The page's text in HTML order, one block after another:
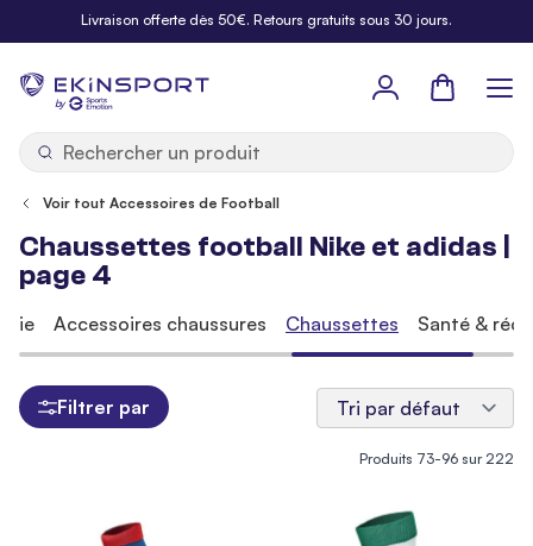
Allez au contenuLivraison offerte dès 50€. Retours gratuits sous 30 jours.
by
Panier
Voir tout Accessoires de Football
Chaussettes football Nike et adidas |
page 4
Produits 73-96 sur222
Accessoires chaussures Chaussettes Santé &
Filtrer par